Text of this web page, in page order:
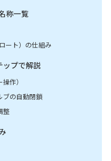
称一覧
ート）の仕組み
ップで解説
作）
ブの自動閉鎖
整